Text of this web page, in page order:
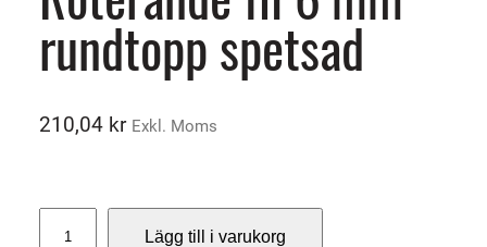
rundtopp spetsad
210,04 kr Exkl. Moms
Lägg till i varukorg